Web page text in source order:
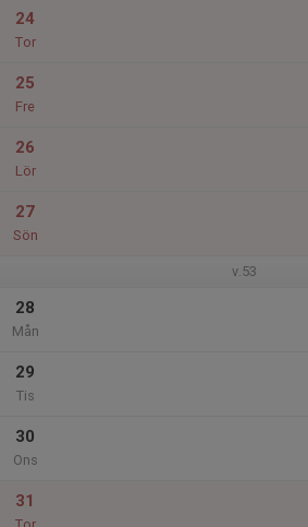
24
Tor
25
Fre
26
Lör
27
Sön
v.53
28
Mån
29
Tis
30
Ons
31